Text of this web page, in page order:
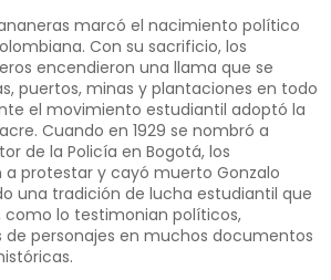
marcó el nacimiento político
Con su sacrificio, los
encendieron una llama que se
puertos, minas y plantaciones en todo
el movimiento estudiantil adoptó la
Cuando en 1929 se nombró a
de la Policía en Bogotá, los
a protestar y cayó muerto Gonzalo
una tradición de lucha estudiantil que
lo testimonian políticos,
personajes en muchos documentos